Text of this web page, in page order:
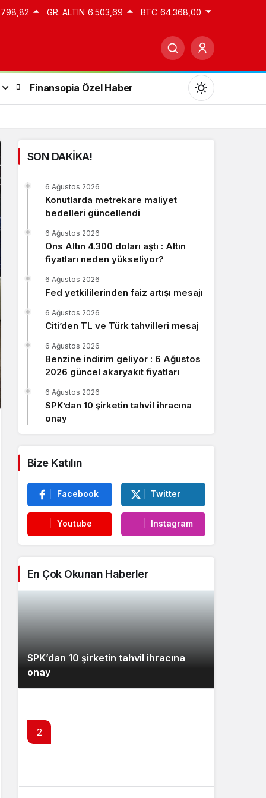
GR. ALTIN 6.503,69 BTC 64.368,00
Finansopia Özel Haber
Gündüz modunu seçin.
Gece Modu
Gece modunu seçin.
Sistem Modu
Sistem modunu seçin.
SON DAKİKA!
Konutlarda metrekare maliyet
bedelleri güncellendi
6 Ağustos 2026
Ons Altın 4.300 doları aştı : Altın
fiyatları neden yükseliyor?
6 Ağustos 2026
Fed yetkililerinden faiz artışı mesajı
6 Ağustos 2026
Citi’den TL ve Türk tahvilleri mesaj
6 Ağustos 2026
Benzine indirim geliyor : 6 Ağustos
2026 güncel akaryakıt fiyatları
6 Ağustos 2026
SPK’dan 10 şirketin tahvil ihracına
onay
6 Ağustos 2026
Bize Katılın
Facebook Twitter
Youtube Instagram
En Çok Okunan Haberler
SPK’dan 10 şirketin tahvil ihracına
onay
2